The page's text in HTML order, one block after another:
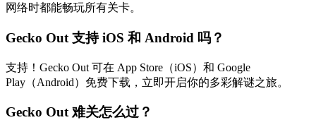
网络时都能畅玩所有关卡。
Gecko Out 支持 iOS 和 Android 吗？
支持！Gecko Out 可在 App Store（iOS）和 Google
Play（Android）免费下载，立即开启你的多彩解谜之旅。
Gecko Out 难关怎么过？